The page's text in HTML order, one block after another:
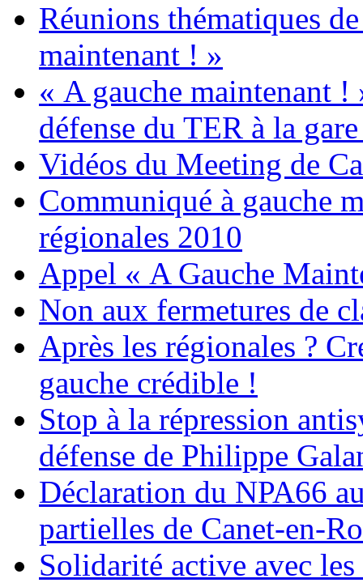
Réunions thématiques
maintenant ! »
« A gauche maintenant
défense du TER à la
Vidéos du Meeting de
Communiqué à gauche
régionales 2010
Appel « A Gauche
Non aux fermetures de
Après les régionales ?
gauche crédible !
Stop à la répression
défense de Philippe
Déclaration du NPA66
partielles de Canet-en-
Solidarité active avec